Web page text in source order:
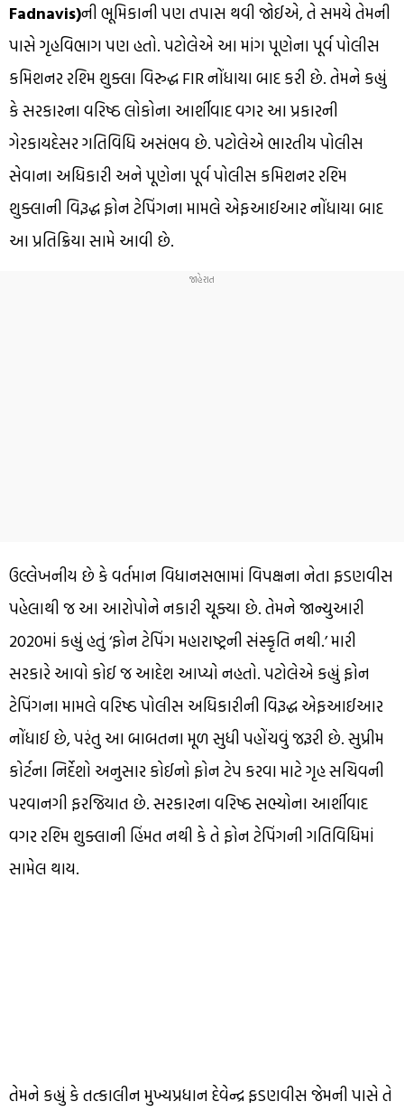
Fadnavis)ની ભૂમિકાની પણ તપાસ થવી જોઈએ, તે સમયે તેમની
પાસે ગૃહવિભાગ પણ હતો. પટોલેએ આ માંગ પૂણેના પૂર્વ પોલીસ
કમિશનર રશ્મિ શુક્લા વિરુદ્ધ FIR નોંધાયા બાદ કરી છે. તેમને કહ્યું
કે સરકારના વરિષ્ઠ લોકોના આર્શીવાદ વગર આ પ્રકારની
ગેરકાયદેસર ગતિવિધિ અસંભવ છે. પટોલેએ ભારતીય પોલીસ
સેવાના અધિકારી અને પૂણેના પૂર્વ પોલીસ કમિશનર રશ્મિ
શુક્લાની વિરૂદ્ધ ફોન ટેપિંગના મામલે એફઆઈઆર નોંધાયા બાદ
આ પ્રતિક્રિયા સામે આવી છે.
ઉલ્લેખનીય છે કે વર્તમાન વિધાનસભામાં વિપક્ષના નેતા ફડણવીસ
પહેલાથી જ આ આરોપોને નકારી ચૂક્યા છે. તેમને જાન્યુઆરી
2020માં કહ્યું હતું ‘ફોન ટેપિંગ મહારાષ્ટ્રની સંસ્કૃતિ નથી.’ મારી
સરકારે આવો કોઈ જ આદેશ આપ્યો નહતો. પટોલેએ કહ્યું ફોન
ટેપિંગના મામલે વરિષ્ઠ પોલીસ અધિકારીની વિરૂદ્ધ એફઆઈઆર
નોંધાઈ છે, પરંતુ આ બાબતના મૂળ સુધી પહોંચવું જરૂરી છે. સુપ્રીમ
કોર્ટના નિર્દેશો અનુસાર કોઈનો ફોન ટેપ કરવા માટે ગૃહ સચિવની
પરવાનગી ફરજિયાત છે. સરકારના વરિષ્ઠ સભ્યોના આર્શીવાદ
વગર રશ્મિ શુક્લાની હિંમત નથી કે તે ફોન ટેપિંગની ગતિવિધિમાં
સામેલ થાય.
તેમને કહ્યું કે તત્કાલીન મુખ્યપ્રધાન દેવેન્દ્ર ફડણવીસ જેમની પાસે તે